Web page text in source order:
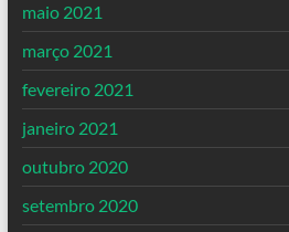
maio 2021
março 2021
fevereiro 2021
janeiro 2021
outubro 2020
setembro 2020